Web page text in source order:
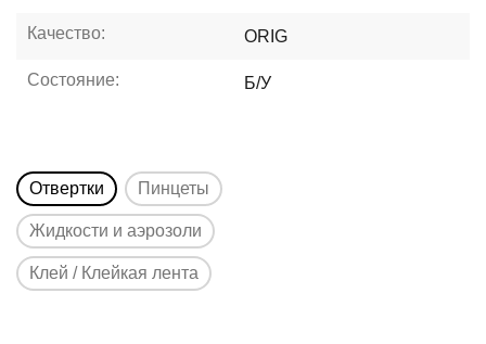
Качество: ORIG
Состояние: Б/У
Отвертки Пинцеты
Жидкости и аэрозоли
Клей / Клейкая лента